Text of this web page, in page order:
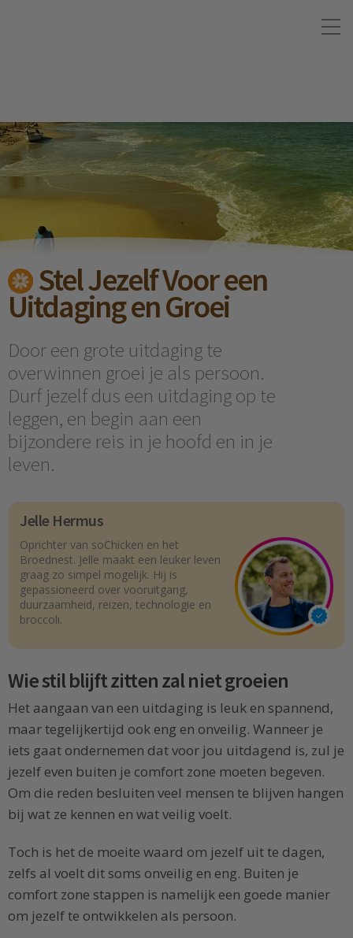
Stel Jezelf Voor een
Uitdaging en Groei
Door een grote uitdaging te
overwinnen groei je als persoon.
Durf jezelf dus een uitdaging op te
leggen, en begin aan een
bijzondere reis in je hoofd en in je
leven.
Jelle Hermus
Oprichter van soChicken en het
Broednest. Jelle maakt een leuker leven
graag zo simpel mogelijk. Hij is
gepassioneerd over vooruitgang,
duurzaamheid, reizen, technologie en
broccoli.
Wie stil blijft zitten zal niet groeien
Het aangaan van een uitdaging is leuk en spannend,
maar tegelijkertijd ook eng en onveilig. Wanneer je
iets gaat ondernemen dat voor jou uitdagend is, zul je
jezelf even buiten je comfort zone moeten begeven.
Om die reden besluiten veel mensen te blijven hangen
bij wat ze kennen en wat veilig voelt.
Toch is het de moeite waard om jezelf uit te dagen,
zelfs al voelt dit soms onveilig en eng. Buiten je
comfort zone stappen is namelijk een goede manier
om jezelf te ontwikkelen als persoon.